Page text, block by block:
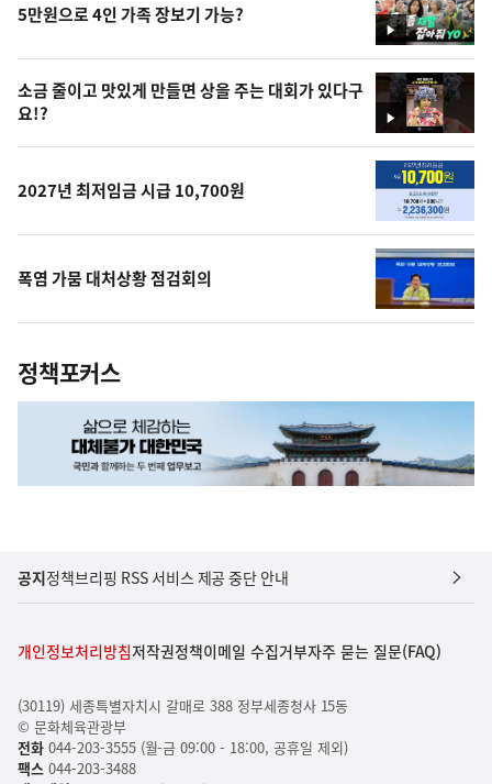
영
상
5만원으로 4인 가족 장보기 가능?
영
상
소금 줄이고 맛있게 만들면 상을 주는 대회가 있다구
요!?
2027년 최저임금 시급 10,700원
폭염 가뭄 대처상황 점검회의
정책포커스
공지정책브리핑 RSS 서비스 제공 중단 안내
개인정보처리방침저작권정책이메일 수집거부자주 묻는 질문(FAQ)
(30119) 세종특별자치시 갈매로 388 정부세종청사 15동
© 문화체육관광부
전화044-203-3555 (월-금 09:00 - 18:00, 공휴일 제외)
팩스044-203-3488